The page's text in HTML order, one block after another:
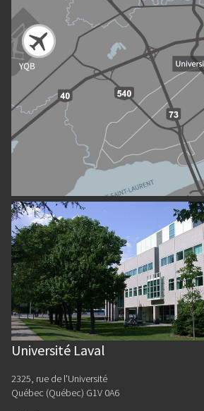
Université Laval
2325, rue de l'Université
Québec (Québec) G1V 0A6